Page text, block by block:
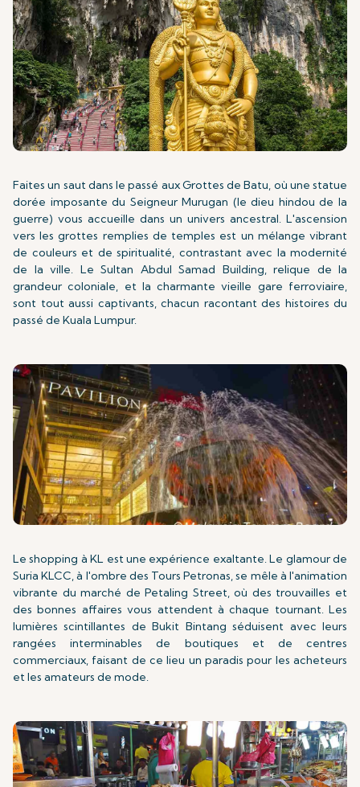
Faites un saut dans le passé aux Grottes de Batu, où une statue
dorée imposante du Seigneur Murugan (le dieu hindou de la
guerre) vous accueille dans un univers ancestral. L'ascension
vers les grottes remplies de temples est un mélange vibrant
de couleurs et de spiritualité, contrastant avec la modernité
de la ville. Le Sultan Abdul Samad Building, relique de la
grandeur coloniale, et la charmante vieille gare ferroviaire,
sont tout aussi captivants, chacun racontant des histoires du
passé de Kuala Lumpur.
Le shopping à KL est une expérience exaltante. Le glamour de
Suria KLCC, à l'ombre des Tours Petronas, se mêle à l'animation
vibrante du marché de Petaling Street, où des trouvailles et
des bonnes affaires vous attendent à chaque tournant. Les
lumières scintillantes de Bukit Bintang séduisent avec leurs
rangées interminables de boutiques et de centres
commerciaux, faisant de ce lieu un paradis pour les acheteurs
et les amateurs de mode.